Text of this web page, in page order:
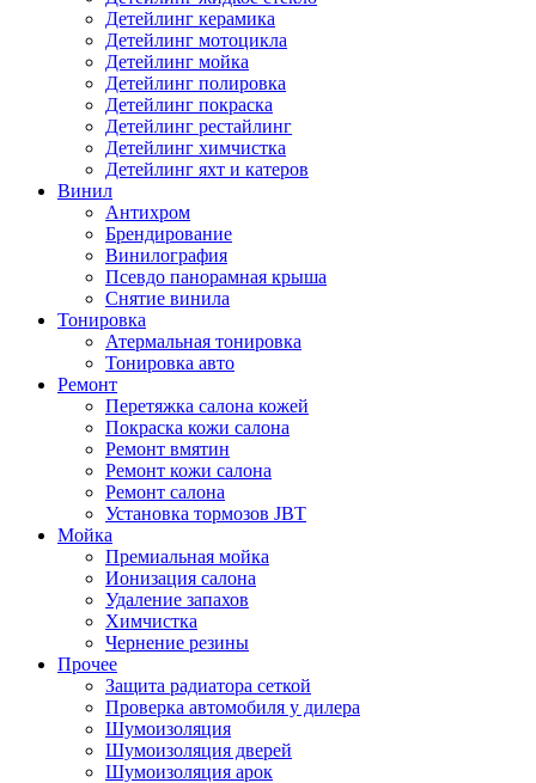
Детейлинг керамика
Детейлинг мотоцикла
Детейлинг мойка
Детейлинг полировка
Детейлинг покраска
Детейлинг рестайлинг
Детейлинг химчистка
Детейлинг яхт и катеров
Винил
Антихром
Брендирование
Винилография
Псевдо панорамная крыша
Снятие винила
Тонировка
Атермальная тонировка
Тонировка авто
Ремонт
Перетяжка салона кожей
Покраска кожи салона
Ремонт вмятин
Ремонт кожи салона
Ремонт салона
Установка тормозов JBT
Мойка
Премиальная мойка
Ионизация салона
Удаление запахов
Химчистка
Чернение резины
Прочее
Защита радиатора сеткой
Проверка автомобиля у дилера
Шумоизоляция
Шумоизоляция дверей
Шумоизоляция арок